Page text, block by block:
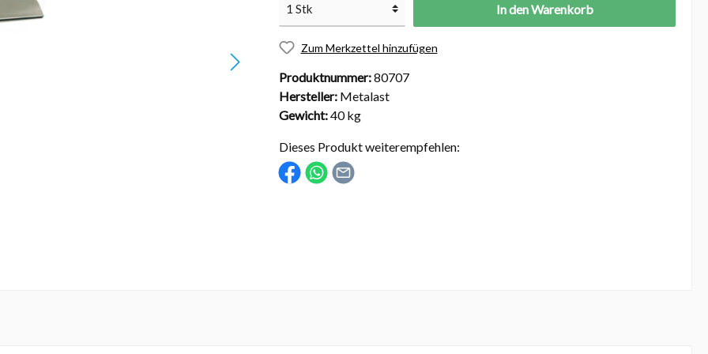
Installationsmaterial
Kugelhähne
Abdeckungen
Solarabdeckungen
Rollabdeckungen
Schachtabdeckungen
In den Warenkorb
Zum Merkzettel hinzufügen
Produktnummer:80707
Hersteller: Metalast
Gewicht:40 kg
Dieses Produkt weiterempfehlen: